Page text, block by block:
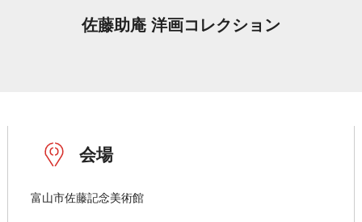
佐藤助庵 洋画コレクション
会場
富山市佐藤記念美術館